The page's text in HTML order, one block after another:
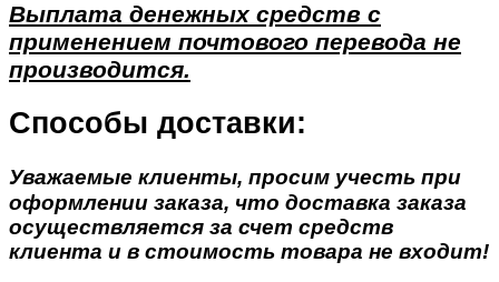
Выплата денежных средств с
применением почтового перевода не
производится.
Способы доставки:
Уважаемые клиенты, просим учесть при
оформлении заказа, что доставка заказа
осуществляется за счет средств
клиента и в стоимость товара не входит!